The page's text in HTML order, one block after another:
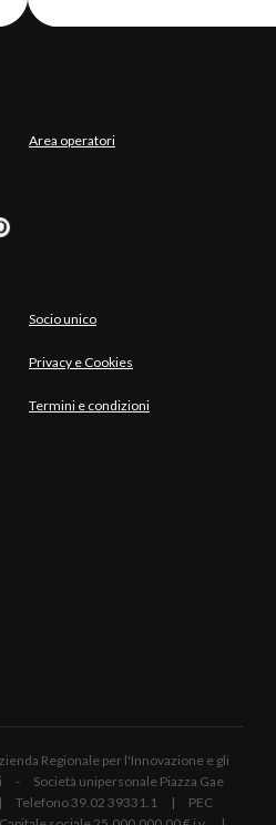
Area operatori
Socio unico
Privacy e Cookies
Termini e condizioni
Regionale per l'Innovazione e gli
- Società unipersonale Piazza Gae
Telefono 39.02 39331.1 | PEC